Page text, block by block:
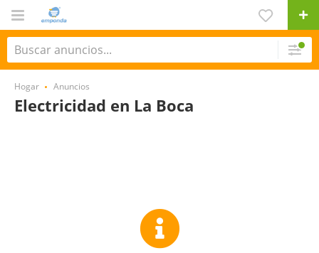
Hogar Anuncios
Electricidad en La Boca